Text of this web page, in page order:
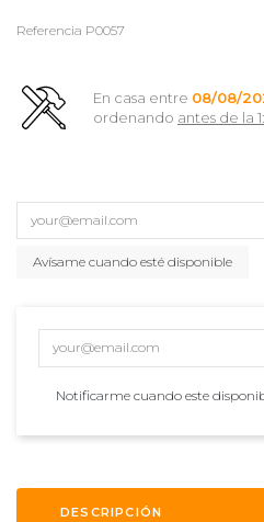
Referencia P0057
En casa entre 08/08/
ordenando antes de la
Avísame cuando esté disponible
Notificarme cuando este
DESCRIPCIÓN